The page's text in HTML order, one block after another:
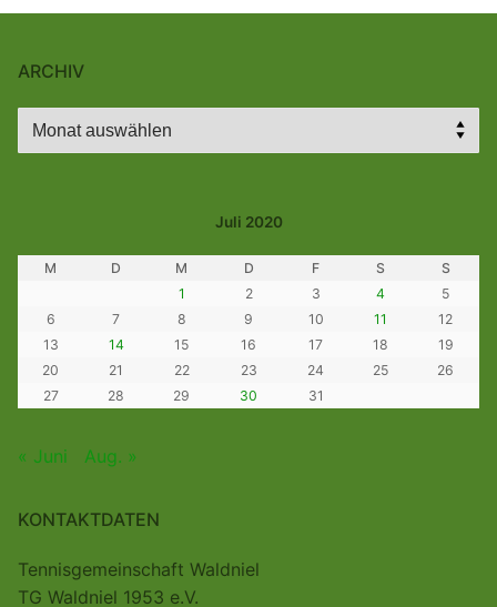
ARCHIV
Archiv
Juli 2020
M D M D F S
S
1
2 3 4
5
6
7 8 9 10 11
12
13
14 15 16 17 18
19
20
21 22 23 24 25
26
27
28 29 30 31
« Juni Aug. »
KONTAKTDATEN
Tennisgemeinschaft Waldniel
TG Waldniel 1953 e.V.